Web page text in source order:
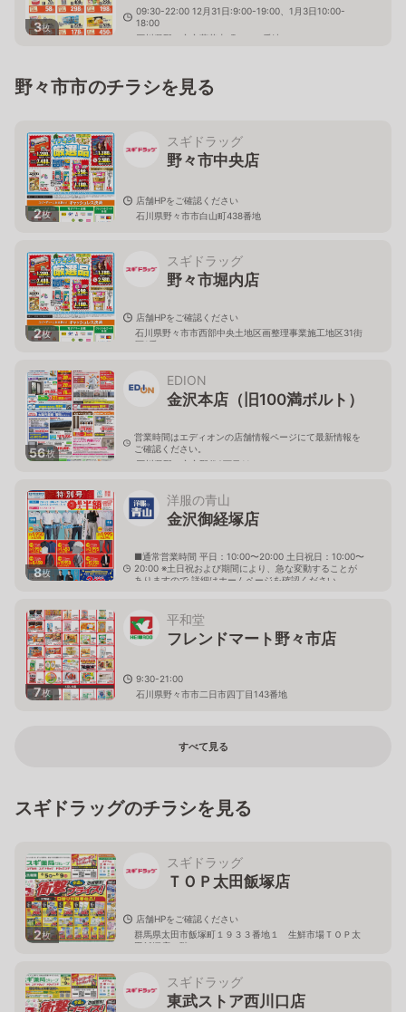
3枚
09:30-22:00 12月31日:9:00-19:00、1月3日10:00-
18:00
石川県野々市市蓮花寺町５９０番地
野々市市のチラシを見る
2枚
スギドラッグ
野々市中央店
店舗HPをご確認ください
石川県野々市市白山町438番地
2枚
スギドラッグ
野々市堀内店
店舗HPをご確認ください
石川県野々市市西部中央土地区画整理事業施工地区31街
区1番
56枚
EDION
金沢本店（旧100満ボルト）
営業時間はエディオンの店舗情報ページにて最新情報を
ご確認ください。
石川県野々市市野代2丁目11
8枚
洋服の青山
金沢御経塚店
■通常営業時間 平日：10:00〜20:00 土日祝日：10:00〜
20:00 ※土日祝および期間により、急な変動することが
ありますので 詳細はホームページを確認ください
7枚
平和堂
フレンドマート野々市店
9:30-21:00
石川県野々市市二日市四丁目143番地
すべて見る
スギドラッグのチラシを見る
2枚
スギドラッグ
ＴＯＰ太田飯塚店
店舗HPをご確認ください
群馬県太田市飯塚町１９３３番地１ 生鮮市場ＴＯＰ太
田飯塚店１階
スギドラッグ
東武ストア西川口店